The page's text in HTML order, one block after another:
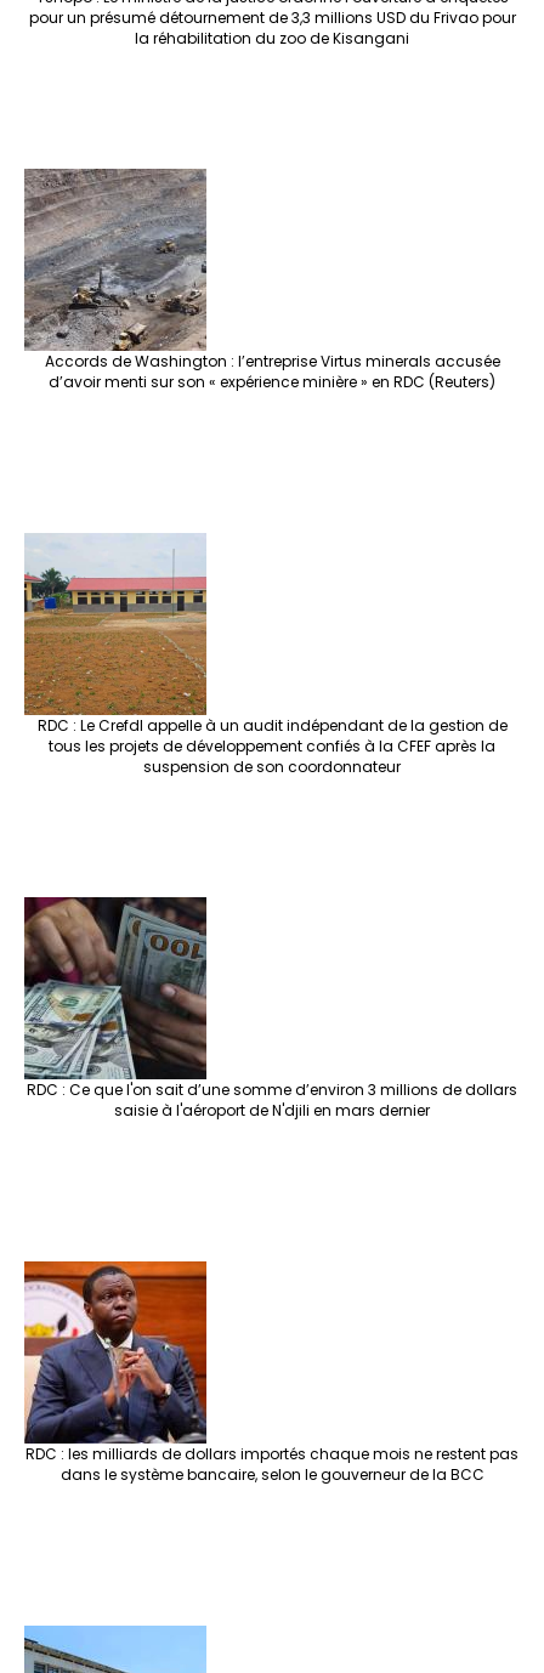
pour un présumé détournement de 3,3 millions USD du Frivao pour
la réhabilitation du zoo de Kisangani
Accords de Washington : l’entreprise Virtus minerals accusée
d’avoir menti sur son « expérience minière » en RDC (Reuters)
RDC : Le Crefdl appelle à un audit indépendant de la gestion de
tous les projets de développement confiés à la CFEF après la
suspension de son coordonnateur
RDC : Ce que l'on sait d’une somme d’environ 3 millions de dollars
saisie à l'aéroport de N'djili en mars dernier
RDC : les milliards de dollars importés chaque mois ne restent pas
dans le système bancaire, selon le gouverneur de la BCC